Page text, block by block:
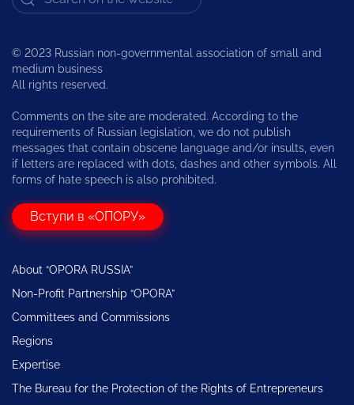
© 2023 Russian non-governmental association of small and
medium business
All rights reserved.
Comments on the site are moderated. According to the
requirements of Russian legislation, we do not publish
messages that contain obscene language and/or insults, even
if letters are replaced with dots, dashes and other symbols. All
forms of hate speech is also prohibited.
Вступи в «ОПОРУ»
About “OPORA RUSSIA”
Non-Profit Partnership “OPORA”
Committees and Commissions
Regions
Expertise
The Bureau for the Protection of the Rights of Entrepreneurs